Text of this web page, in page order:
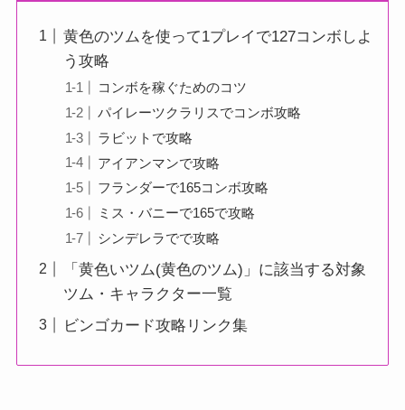
黄色のツムを使って1プレイで127コンボしよ
う攻略
コンボを稼ぐためのコツ
パイレーツクラリスでコンボ攻略
ラビットで攻略
アイアンマンで攻略
フランダーで165コンボ攻略
ミス・バニーで165で攻略
シンデレラでで攻略
「黄色いツム(黄色のツム)」に該当する対象
ツム・キャラクター一覧
ビンゴカード攻略リンク集